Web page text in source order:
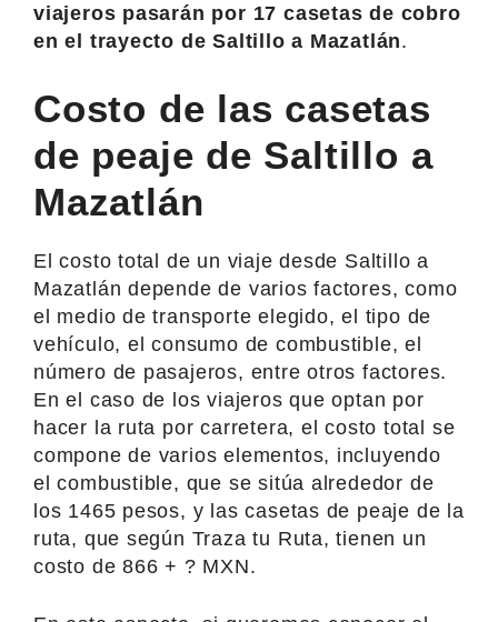
viajeros pasarán por 17 casetas de cobro
en el trayecto de Saltillo a Mazatlán.
Costo de las casetas
de peaje de Saltillo a
Mazatlán
El costo total de un viaje desde Saltillo a
Mazatlán depende de varios factores, como
el medio de transporte elegido, el tipo de
vehículo, el consumo de combustible, el
número de pasajeros, entre otros factores.
En el caso de los viajeros que optan por
hacer la ruta por carretera, el costo total se
compone de varios elementos, incluyendo
el combustible, que se sitúa alrededor de
los 1465 pesos, y las casetas de peaje de la
ruta, que según Traza tu Ruta, tienen un
costo de 866 + ? MXN.